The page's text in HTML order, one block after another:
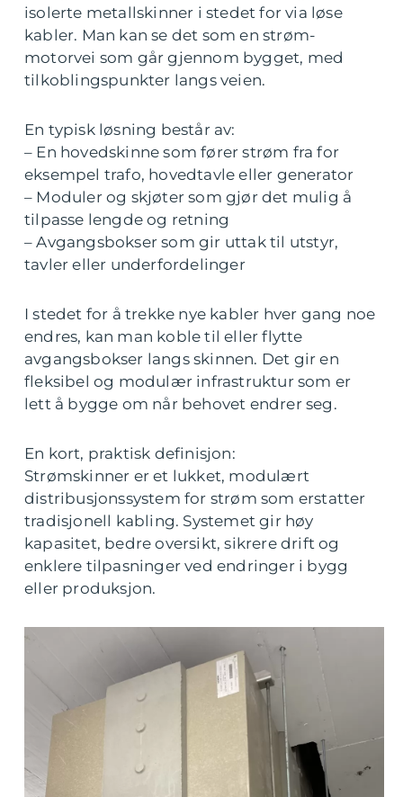
isolerte metallskinner i stedet for via løse
kabler. Man kan se det som en strøm-
motorvei som går gjennom bygget, med
tilkoblingspunkter langs veien.
En typisk løsning består av:
– En hovedskinne som fører strøm fra for
eksempel trafo, hovedtavle eller generator
– Moduler og skjøter som gjør det mulig å
tilpasse lengde og retning
– Avgangsbokser som gir uttak til utstyr,
tavler eller underfordelinger
I stedet for å trekke nye kabler hver gang noe
endres, kan man koble til eller flytte
avgangsbokser langs skinnen. Det gir en
fleksibel og modulær infrastruktur som er
lett å bygge om når behovet endrer seg.
En kort, praktisk definisjon:
Strømskinner er et lukket, modulært
distribusjonssystem for strøm som erstatter
tradisjonell kabling. Systemet gir høy
kapasitet, bedre oversikt, sikrere drift og
enklere tilpasninger ved endringer i bygg
eller produksjon.